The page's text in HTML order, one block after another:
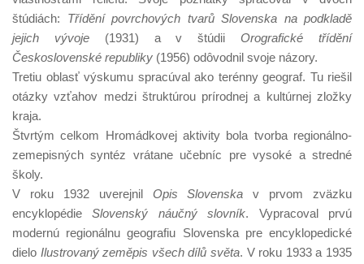
štúdiách: Třídění povrchových tvarů Slovenska na podkladě
jejich vývoje(1931) a v štúdiiOrografické třídění
Československé republiky (1956) odôvodnil svoje názory.
Tretiu oblasť výskumu spracúval ako terénny geograf. Tu riešil
otázky vzťahov medzi štruktúrou prírodnej a kultúrnej zložky
kraja.
Štvrtým celkom Hromádkovej aktivity bola tvorba regionálno-
zemepisných syntéz vrátane učebníc pre vysoké a stredné
školy.
V roku 1932 uverejnil Opis Slovenska v prvom zväzku
encyklopédieSlovenský náučný slovník. Vypracoval prvú
modernú regionálnu geografiu Slovenska pre encyklopedické
dielo Ilustrovaný zeměpis všech dílů světa. V roku 1933 a 1935